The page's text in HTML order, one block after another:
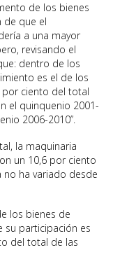
de los bienes
de que el
a una mayor
revisando el
dentro de los
es el de los
ciento del total
el quinquenio 2001-
2006-2010”.
la maquinaria
un 10,6 por ciento
ha variado desde
los bienes de
su participación es
del total de las